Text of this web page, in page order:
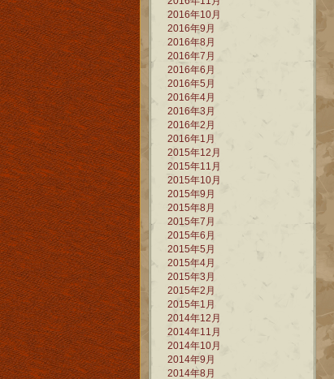
2016年10月
2016年9月
2016年8月
2016年7月
2016年6月
2016年5月
2016年4月
2016年3月
2016年2月
2016年1月
2015年12月
2015年11月
2015年10月
2015年9月
2015年8月
2015年7月
2015年6月
2015年5月
2015年4月
2015年3月
2015年2月
2015年1月
2014年12月
2014年11月
2014年10月
2014年9月
2014年8月